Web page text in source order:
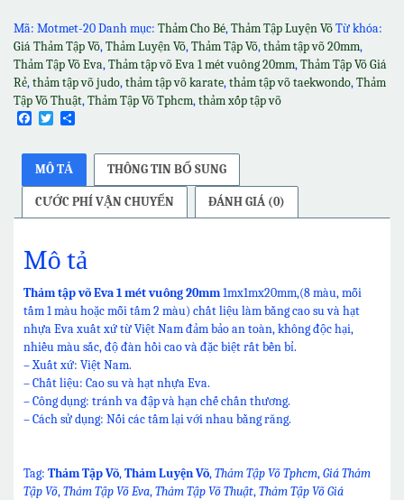
Eva
1
mét
vuông
20mm
số
Mã: Motmet-20Danh mục: Thảm Cho Bé,Thảm Tập Luyện VõTừ khóa:
Giá Thảm Tập Võ,Thảm Luyện Võ,Thảm Tập Võ,thảm tập võ 20mm,
Thảm Tập Võ Eva,Thảm tập võ Eva 1 mét vuông 20mm,Thảm Tập Võ Giá
Rẻ,thảm tập võ judo,thảm tập võ karate,thảm tập võ taekwondo,Thảm
Tập Võ Thuật,Thảm Tập Võ Tphcm,thảm xốp tập võ
Facebook
Twitter
MÔ TẢ THÔNG TIN BỔ SUNG
CƯỚC PHÍ VẬN CHUYỂN ĐÁNH GIÁ (0)
Mô tả
Thảm tập võ Eva 1 mét vuông 20mm1mx1mx20mm,(8 màu, mỗi
tấm 1 màu hoặc mỗi tấm 2 màu) chất liệu làm bằng cao su và hạt
nhựa Eva xuất xứ từ Việt Nam đảm bảo an toàn, không độc hại,
nhiều màu sắc, độ đàn hồi cao và đặc biệt rất bền bỉ.
– Xuất xứ: Việt Nam.
– Chất liệu: Cao su và hạt nhựa Eva.
– Công dụng: tránh va đập và hạn chế chấn thương.
– Cách sử dụng: Nối các tấm lại với nhau bằng răng.
Tag: Thảm Tập Võ,Thảm Luyện Võ,Thảm Tập Võ Tphcm,Giá Thảm
Tập Võ,Thảm Tập Võ Eva,Thảm Tập Võ Thuật,Thảm Tập Võ Giá